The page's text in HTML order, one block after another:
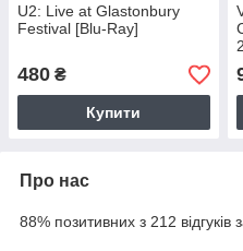
U2: Live at Glastonbury
Festival [Blu-Ray]
480 ₴
Купити
Про нас
88% позитивних з 212 відгуків